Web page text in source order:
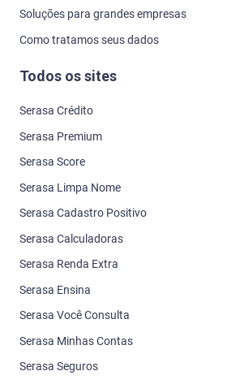
Soluções para grandes empresas
Como tratamos seus dados
Todos os sites
Serasa Crédito
Serasa Premium
Serasa Score
Serasa Limpa Nome
Serasa Cadastro Positivo
Serasa Calculadoras
Serasa Renda Extra
Serasa Ensina
Serasa Você Consulta
Serasa Minhas Contas
Serasa Seguros